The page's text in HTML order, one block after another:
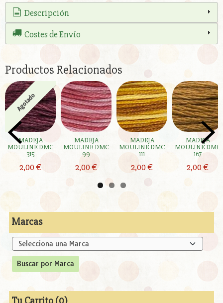
Marcas
Descripción
Costes de Envío
Productos Relacionados
Agotado
MADEJA
MOULINE DMC
315
2,00 €
MADEJA
MOULINE DMC
99
2,00 €
MADEJA
MOULINE DMC
111
2,00 €
MADEJA
MOULINE DMC
167
2,00 €